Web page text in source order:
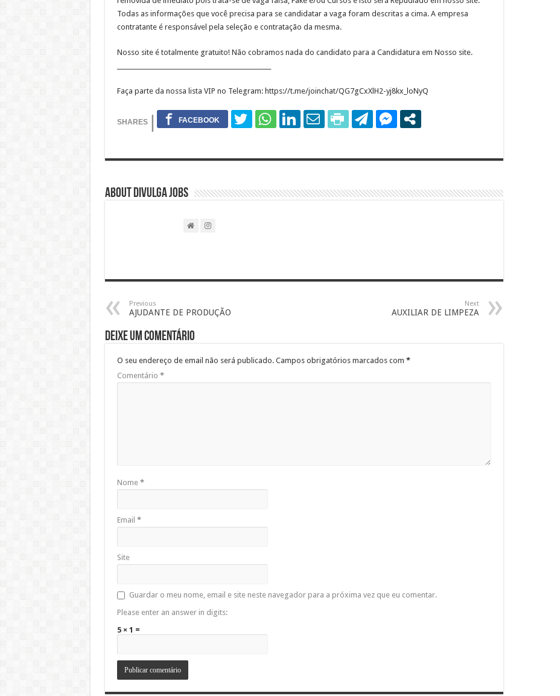
Todas as informações que você precisa para se candidatar a vaga foram descritas a cima. A empresa
contratante é responsável pela seleção e contratação da mesma.
Nosso site é totalmente gratuito! Não cobramos nada do candidato para a Candidatura em Nosso site.
Faça parte da nossa lista VIP no Telegram: https://t.me/joinchat/QG7gCxXlH2-yj8kx_loNyQ
About DIVULGA JOBS
Previous
AJUDANTE DE PRODUÇÃO
Next
AUXILIAR DE LIMPEZA
Deixe um comentário
O seu endereço de email não será publicado. Campos obrigatórios marcados com *
Comentário *
Nome *
Email *
Site
Guardar o meu nome, email e site neste navegador para a próxima vez que eu comentar.
Please enter an answer in digits:
5 × 1 =